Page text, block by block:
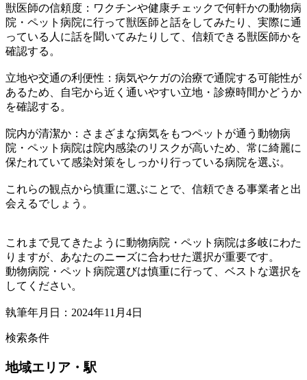
獣医師の信頼度：ワクチンや健康チェックで何軒かの動物病
院・ペット病院に行って獣医師と話をしてみたり、実際に通
っている人に話を聞いてみたりして、信頼できる獣医師かを
確認する。
立地や交通の利便性：病気やケガの治療で通院する可能性が
あるため、自宅から近く通いやすい立地・診療時間かどうか
を確認する。
院内が清潔か：さまざまな病気をもつペットが通う動物病
院・ペット病院は院内感染のリスクが高いため、常に綺麗に
保たれていて感染対策をしっかり行っている病院を選ぶ。
これらの観点から慎重に選ぶことで、信頼できる事業者と出
会えるでしょう。
これまで見てきたように動物病院・ペット病院は多岐にわた
りますが、あなたのニーズに合わせた選択が重要です。
動物病院・ペット病院選びは慎重に行って、ベストな選択を
してください。
執筆年月日：2024年11月4日
検索条件
地域エリア・駅